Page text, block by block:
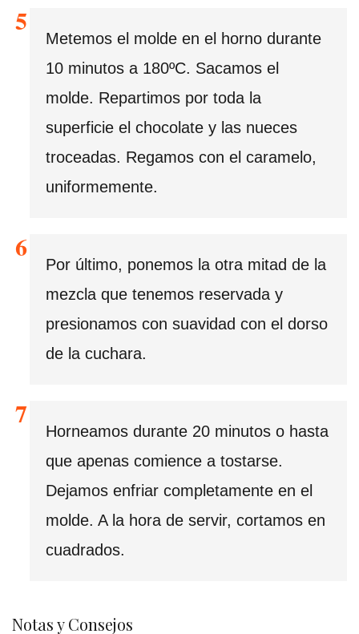
Metemos el molde en el horno durante
10 minutos a 180ºC. Sacamos el
molde. Repartimos por toda la
superficie el chocolate y las nueces
troceadas. Regamos con el caramelo,
uniformemente.
Por último, ponemos la otra mitad de la
mezcla que tenemos reservada y
presionamos con suavidad con el dorso
de la cuchara.
Horneamos durante 20 minutos o hasta
que apenas comience a tostarse.
Dejamos enfriar completamente en el
molde. A la hora de servir, cortamos en
cuadrados.
Notas y Consejos